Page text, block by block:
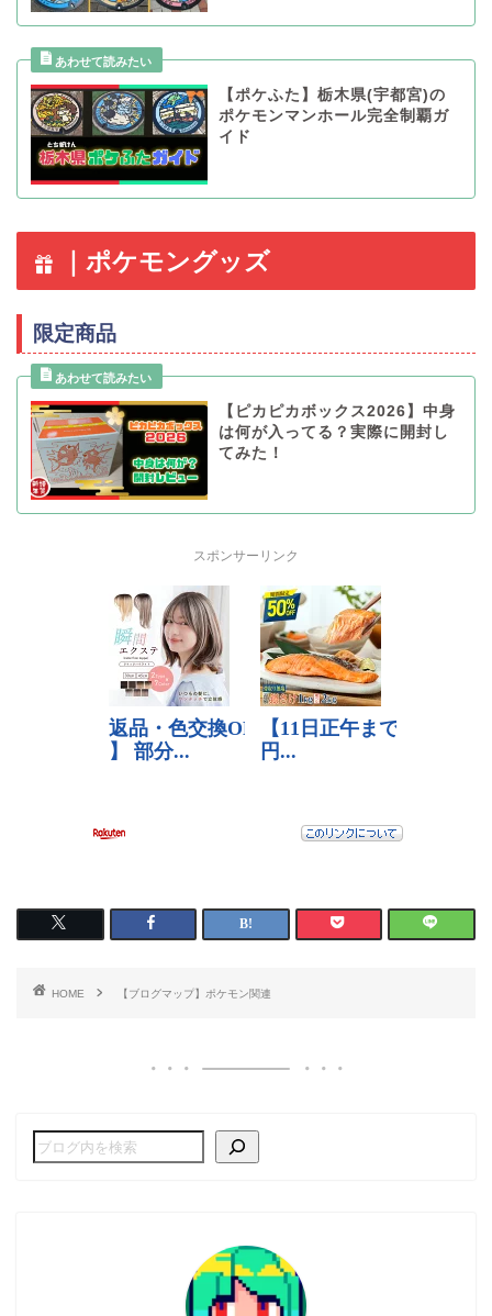
【ポケふた】栃木県(宇都宮)の
ポケモンマンホール完全制覇ガ
イド
｜ポケモングッズ
限定商品
【ピカピカボックス2026】中身
は何が入ってる？実際に開封し
てみた！
スポンサーリンク
HOME 【ブログマップ】ポケモン関連